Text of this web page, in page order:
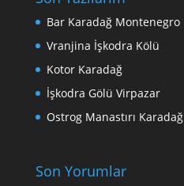
Bar Karadağ Montenegro
Vranjina İşkodra Kölü
Kotor Karadağ
İşkodra Gölü Virpazar
Ostrog Manastırı Karadağ
Son Yorumlar